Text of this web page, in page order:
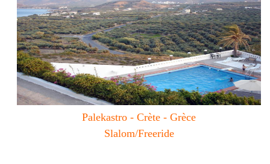
Palekastro - Crète - Grèce
Slalom/Freeride